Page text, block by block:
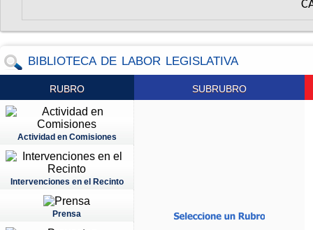
BIBLIOTECA DE LABOR LEGISLATIVA
RUBRO
Actividad en Comisiones
Intervenciones en el Recinto
Prensa
SUBRUBRO